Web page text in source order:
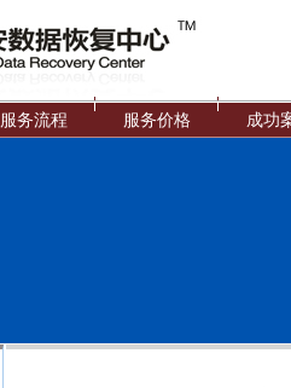
服务流程 服务价格 成功